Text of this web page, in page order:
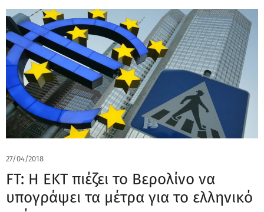
27/04/2018
FT: H ΕΚΤ πιέζει το Βερολίνο να
υπογράψει τα μέτρα για το ελληνικό